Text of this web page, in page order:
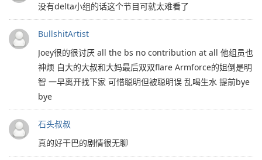
没有delta小组的话这个节目可就太难看了
BullshitArtist
Joey很的很讨厌 all the bs no contribution at all 他组员也
神烦 自大的大叔和大妈最后双双flare Armforce的姐倒是明
智 一早离开找下家 可惜聪明但被聪明误 乱喝生水 提前bye
bye
石头叔叔
真的好干巴的剧情很无聊